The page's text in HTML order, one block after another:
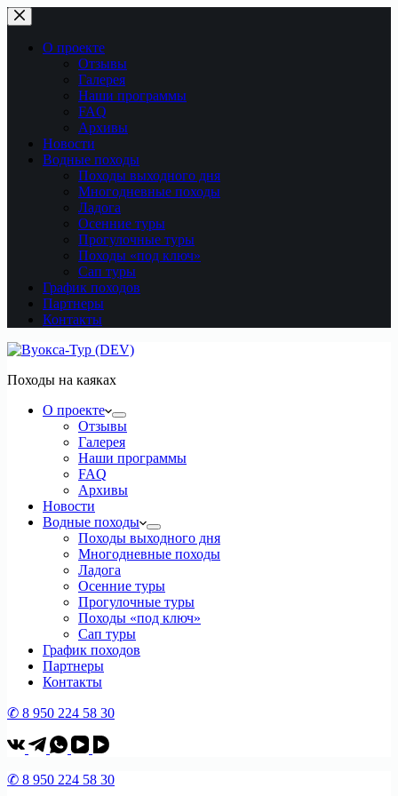
Перейти
к
сути
О проекте
Отзывы
Галерея
Наши программы
FAQ
Архивы
Новости
Водные походы
Походы выходного дня
Многодневные походы
Ладога
Осенние туры
Прогулочные туры
Походы «под ключ»
Сап туры
График походов
Партнеры
Контакты
Походы на каяках
О проекте
Отзывы
Галерея
Наши программы
FAQ
Архивы
Новости
Водные походы
Походы выходного дня
Многодневные походы
Ладога
Осенние туры
Прогулочные туры
Походы «под ключ»
Сап туры
График походов
Партнеры
Контакты
✆ 8 950 224 58 30
✆ 8 950 224 58 30